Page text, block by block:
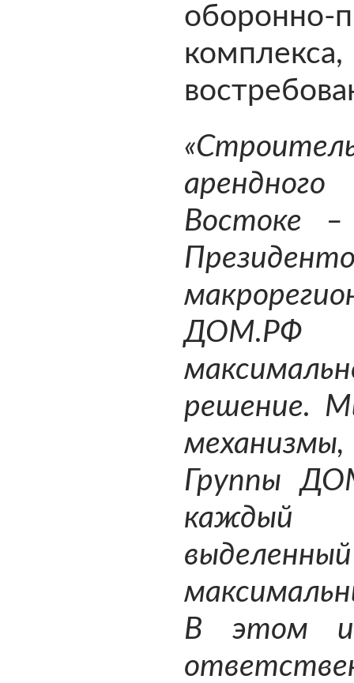
оборонно-
Востоке –
ДОМ.РФ
решение.
Группы
каждый
В этом и